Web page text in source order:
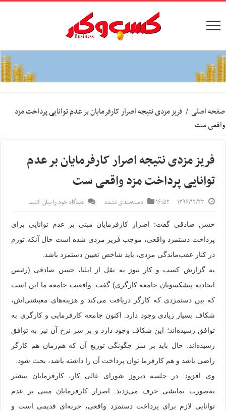
صفحه اصلی / فریز مزدی نتیجه اصرار کارفرمایان بر عدم توانایی پرداخت مزد
واقعی‌ ست
فریز مزدی نتیجه اصرار کارفرمایان بر عدم
توانایی پرداخت مزد واقعی‌ ست
۱۳۹۶/۱۲/۲۳ ۱۶:۵۲ دسته‌بندی نشده دیدگاه خود را بیان کنید
حسن صادقی گفت: اصرار کارفرمایان مبنی بر عدم توانایی برای
پرداخت دستمزد واقعی، موجب فریز مزدی شده است حال آنکه تورم
در کنار عقب‌ماندگی مزدی، باید شاخص تعیین دستمزد باشد.
‌‌‌‌‌‌به گزارش کسب و کار نیوز به نقل از ایلنا، حسن صادقی (رئیس
اتحادیه پیشکسوتان جامعه کارگری) گفت: واقعیت جامعه ما این است
که بین دستمزدی که کارگر دریافت می‌کند و هزینه‌های معیشتی‌اش،
شکاف بسیار زیادی وجود دارد. اکنون جامعه کارفرمایی و کارگری به
توافق رسیده‌اند؛ این شکاف وجود دارد و بر سر نرخ آن نیز به توافق
رسیده‌اند. حال باید بر سر چگونگی توزیع آن که هم‌زمان هم کارگر
راضی باشد و هم کارفرما توان پرداخت آن را داشته‌ باشد، بحث شود.
وی افزود: در جلسه دیروز شورای عالی کار، کارفرمایان بیشتر
به‌صورت نمایشی حرف می‌زدند. اصرار کارفرمایان مبنی بر عدم
توانایی لازم برای پرداخت دستمزد واقعی، حربه‌ای قدیمی است و